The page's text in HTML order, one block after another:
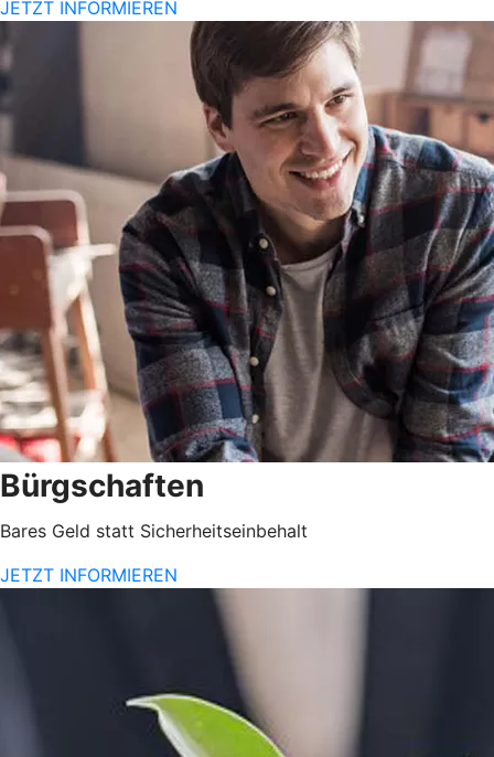
JETZT INFORMIEREN
Bürgschaften
Bares Geld statt Sicherheitseinbehalt
JETZT INFORMIEREN